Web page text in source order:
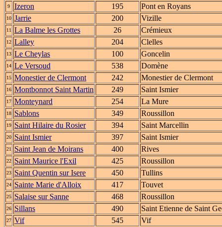
9 Izeron 195 Pont en Royans
10 Jarrie 200 Vizille
11 La Balme les Grottes 26 Crémieux
12 Lalley 204 Clelles
13 Le Cheylas 100 Goncelin
14 Le Versoud 538 Domène
15 Monestier de Clermont 242 Monestier de Clermont
16 Montbonnot Saint Martin 249 Saint Ismier
17 Monteynard 254 La Mure
18 Sablons 349 Roussillon
19 Saint Hilaire du Rosier 394 Saint Marcellin
20 Saint Ismier 397 Saint Ismier
21 Saint Jean de Moirans 400 Rives
22 Saint Maurice l'Exil 425 Roussillon
23 Saint Quentin sur Isere 450 Tullins
24 Sainte Marie d'Alloix 417 Touvet
25 Salaise sur Sanne 468 Roussillon
26 Sillans 490 Saint Etienne de Saint
27 Vif 545 Vif